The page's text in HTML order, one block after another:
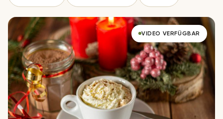
VIDEO VERFÜGBAR